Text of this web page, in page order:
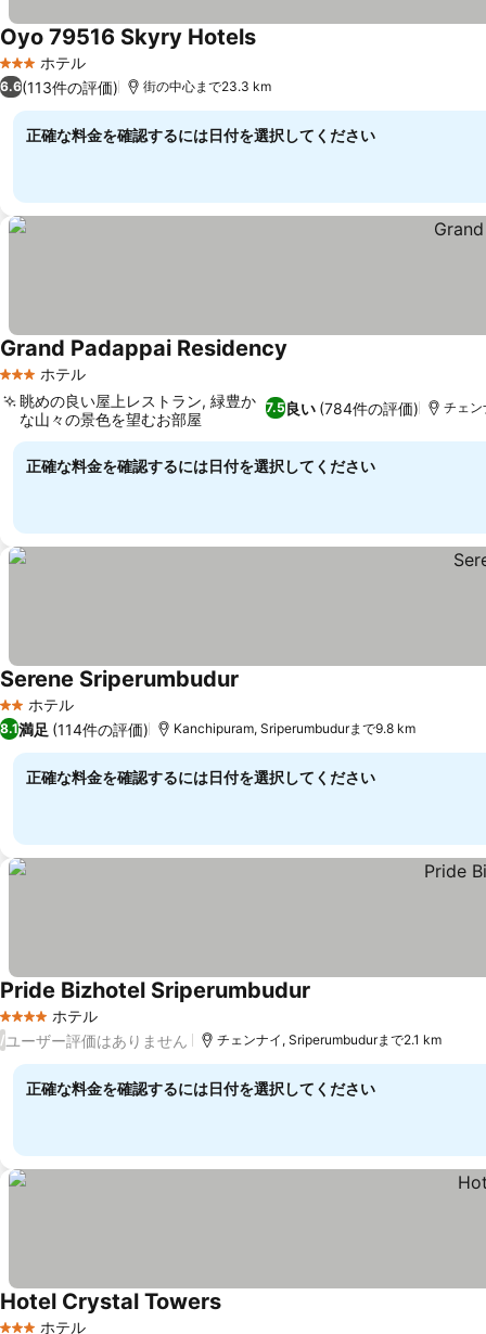
3 ホテルのランク
ホテル
Oyo 79516 Skyry Hotels
6.6(113件の評価) 街の中心まで23.3 km
正確な料金を確認するには日付を選択してください
3 ホテルのランク
ホテル
Grand Padappai Residency
7.5良い (784件の評価)
眺めの良い屋上レストラン, 緑豊か
な山々の景色を望むお部屋
チェ
正確な料金を確認するには日付を選択してください
2 ホテルのランク
ホテル
Serene Sriperumbudur
8.1満足 (114件の評価) Kanchipuram, Sriperumbudurまで9.8 km
正確な料金を確認するには日付を選択してください
4 ホテルのランク
ホテル
Pride Bizhotel Sriperumbudur
/ユーザー評価はありません チェンナイ, Sriperumbudurまで2.1 km
正確な料金を確認するには日付を選択してください
ホテル
Hotel Crystal Towers